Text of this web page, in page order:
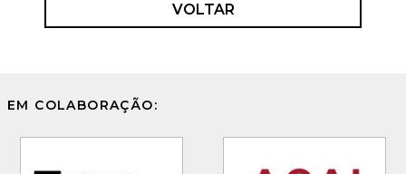
VOLTAR
EM COLABORAÇÃO: